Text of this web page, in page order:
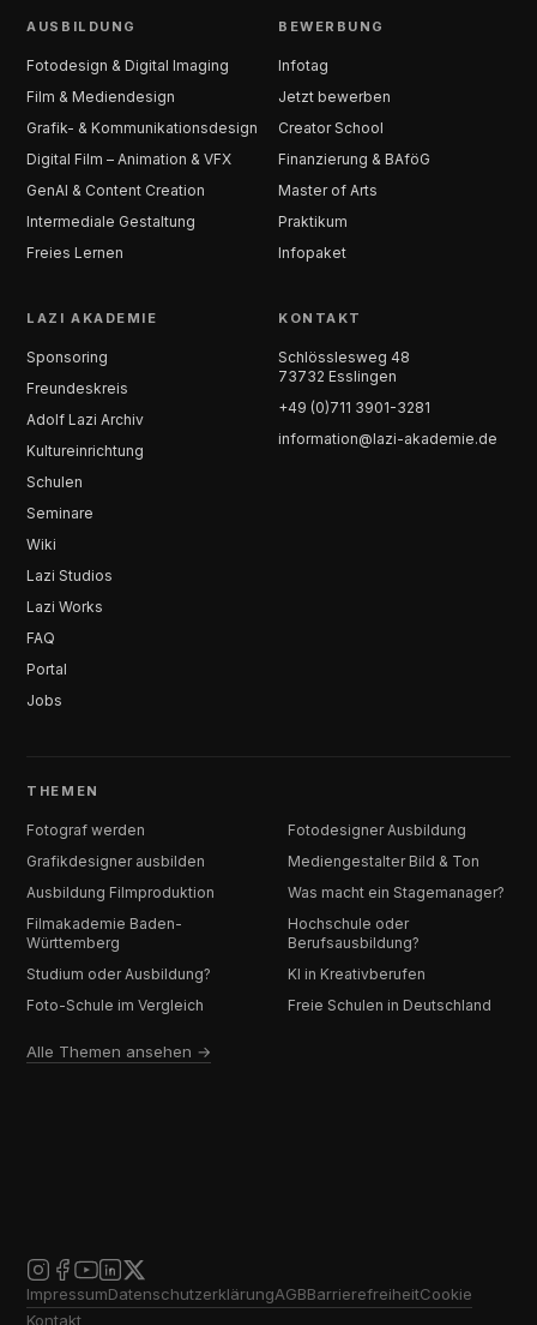
AUSBILDUNG
Fotodesign & Digital Imaging
Film & Mediendesign
Grafik- & Kommunikationsdesign
Digital Film – Animation & VFX
GenAI & Content Creation
Intermediale Gestaltung
Freies Lernen
BEWERBUNG
Infotag
Jetzt bewerben
Creator School
Finanzierung & BAföG
Master of Arts
Praktikum
Infopaket
LAZI AKADEMIE
Sponsoring
Freundeskreis
Adolf Lazi Archiv
Kultureinrichtung
Schulen
Seminare
Wiki
Lazi Studios
Lazi Works
FAQ
Portal
Jobs
KONTAKT
Schlösslesweg 48
73732 Esslingen
+49 (0)711 3901-3281
information@lazi-akademie.de
THEMEN
Fotograf werden
Fotodesigner Ausbildung
Grafikdesigner ausbilden
Mediengestalter Bild & Ton
Ausbildung Filmproduktion
Was macht ein Stagemanager?
Filmakademie Baden-
Württemberg
Hochschule oder
Berufsausbildung?
Studium oder Ausbildung?
KI in Kreativberufen
Foto-Schule im Vergleich
Freie Schulen in Deutschland
Alle Themen ansehen →
ImpressumDatenschutzerklärungAGBBarrierefreiheitCookie
Kontakt